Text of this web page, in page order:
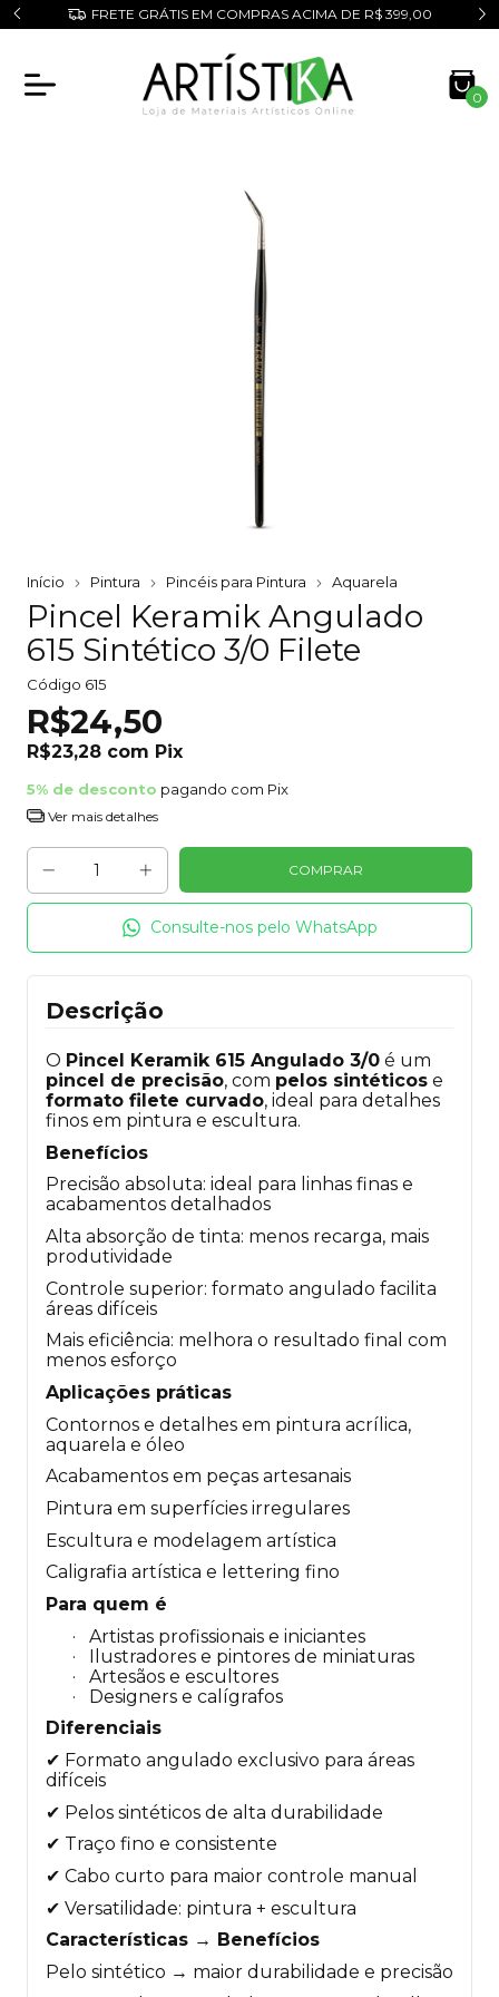
FRETE GRÁTIS EM COMPRAS ACIMA DE R$ 399,00
0
Início Pintura Pincéis para Pintura Aquarela
Pincel Keramik Angulado
615 Sintético 3/0 Filete
Código 615
R$24,50
R$23,28 com Pix
5% de desconto pagando com Pix
Ver mais detalhes
Consulte-nos pelo WhatsApp
Descrição
O Pincel Keramik 615 Angulado 3/0 é um
pincel de precisão, com pelos sintéticos e
formato filete curvado, ideal para detalhes
finos em pintura e escultura.
Benefícios
Precisão absoluta: ideal para linhas finas e
acabamentos detalhados
Alta absorção de tinta: menos recarga, mais
produtividade
Controle superior: formato angulado facilita
áreas difíceis
Mais eficiência: melhora o resultado final com
menos esforço
Aplicações práticas
Contornos e detalhes em pintura acrílica,
aquarela e óleo
Acabamentos em peças artesanais
Pintura em superfícies irregulares
Escultura e modelagem artística
Caligrafia artística e lettering fino
Para quem é
·
Artistas profissionais e iniciantes
·
Ilustradores e pintores de miniaturas
·
Artesãos e escultores
·
Designers e calígrafos
Diferenciais
✔ Formato angulado exclusivo para áreas
difíceis
✔ Pelos sintéticos de alta durabilidade
✔ Traço fino e consistente
✔ Cabo curto para maior controle manual
✔ Versatilidade: pintura + escultura
Características → Benefícios
Pelo sintético → maior durabilidade e precisão